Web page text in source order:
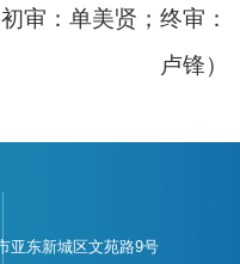
审：单美贤；终审：
卢锋）
亚东新城区文苑路9号